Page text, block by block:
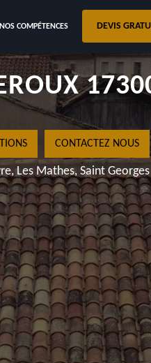
NOS COMPÉTENCES DEVIS
NOS
Royan, Saintes,